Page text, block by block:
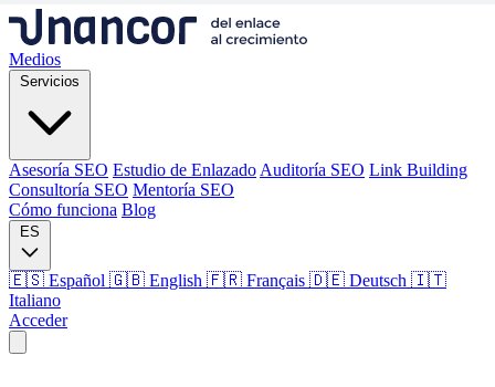
Medios
Servicios
Asesoría SEO Estudio de Enlazado Auditoría SEO Link Building
Consultoría SEO Mentoría SEO
Cómo funciona Blog
ES
🇪🇸 Español 🇬🇧 English 🇫🇷 Français 🇩🇪 Deutsch 🇮🇹
Italiano
Acceder